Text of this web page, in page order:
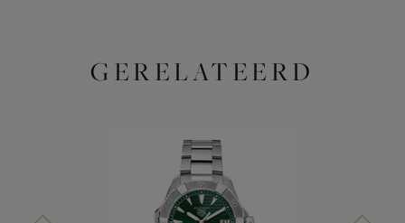
GERELATEERD